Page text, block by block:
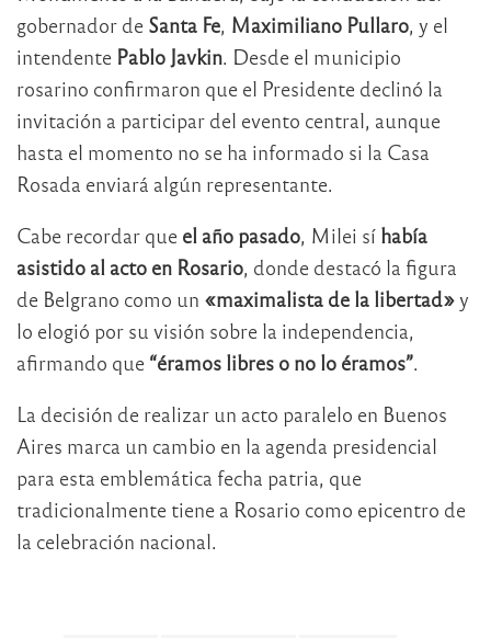
gobernador de Santa Fe, Maximiliano Pullaro, y el
intendente Pablo Javkin. Desde el municipio
rosarino confirmaron que el Presidente declinó la
invitación a participar del evento central, aunque
hasta el momento no se ha informado si la Casa
Rosada enviará algún representante.
Cabe recordar que el año pasado, Milei sí había
asistido al acto en Rosario, donde destacó la figura
de Belgrano como un «maximalista de la libertad»y
lo elogió por su visión sobre la independencia,
afirmando que “éramos libres o no lo éramos”.
La decisión de realizar un acto paralelo en Buenos
Aires marca un cambio en la agenda presidencial
para esta emblemática fecha patria, que
tradicionalmente tiene a Rosario como epicentro de
la celebración nacional.